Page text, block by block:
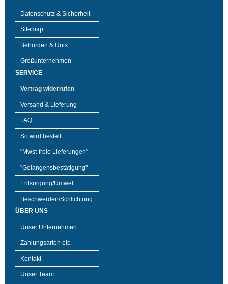
Datenschutz & Sicherheit
Sitemap
Behörden & Unis
Großunternehmen
SERVICE
Vertrag widerrufen
Versand & Lieferung
FAQ
So wird bestellt
"Mwst-freie Lieferungen"
"Gelangensbestätigung"
Entsorgung/Umwelt
Beschwerden/Schlichtung
ÜBER UNS
Unser Unternehmen
Zahlungsarten etc.
Kontakt
Unser Team